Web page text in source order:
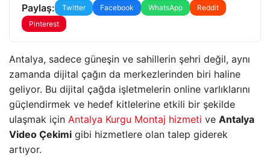
Paylaş: Twitter Facebook WhatsApp
Reddit
Pinterest
Antalya, sadece güneşin ve sahillerin şehri değil, aynı
zamanda dijital çağın da merkezlerinden biri haline
geliyor. Bu dijital çağda işletmelerin online varlıklarını
güçlendirmek ve hedef kitlelerine etkili bir şekilde
ulaşmak için Antalya Kurgu Montaj hizmeti ve Antalya
Video Çekimi gibi hizmetlere olan talep giderek
artıyor.